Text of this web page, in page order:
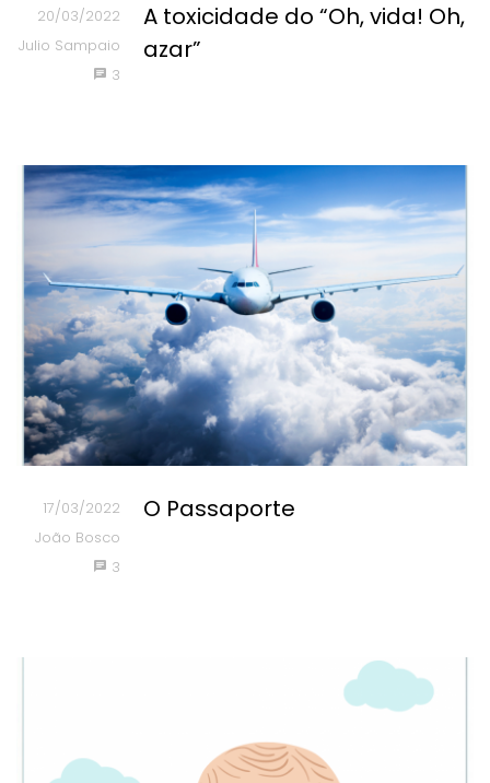
20/03/2022
Julio Sampaio
3
A toxicidade do “Oh, vida! Oh,
azar”
17/03/2022
João Bosco
3
O Passaporte